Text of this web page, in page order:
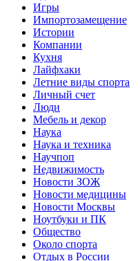
Игры
Импортозамещение
Истории
Компании
Кухня
Лайфхаки
Летние виды спорта
Личный счет
Люди
Мебель и декор
Наука
Наука и техника
Научпоп
Недвижимость
Новости ЗОЖ
Новости медицины
Новости Москвы
Ноутбуки и ПК
Общество
Около спорта
Отдых в России